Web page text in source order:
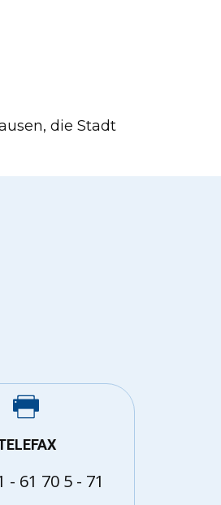
die Stadt
- 61 70 5 - 71